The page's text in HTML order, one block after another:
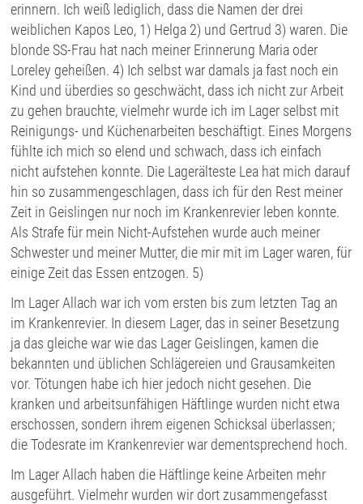
erinnern. Ich weiß lediglich, dass die Namen der drei
weiblichen Kapos Leo, 1) Helga 2) und Gertrud 3) waren. Die
blonde SS-Frau hat nach meiner Erinnerung Maria oder
Loreley geheißen. 4) Ich selbst war damals ja fast noch ein
Kind und überdies so geschwächt, dass ich nicht zur Arbeit
zu gehen brauchte, vielmehr wurde ich im Lager selbst mit
Reinigungs- und Küchenarbeiten beschäftigt. Eines Morgens
fühlte ich mich so elend und schwach, dass ich einfach
nicht aufstehen konnte. Die Lagerälteste Lea hat mich darauf
hin so zusammengeschlagen, dass ich für den Rest meiner
Zeit in Geislingen nur noch im Krankenrevier leben konnte.
Als Strafe für mein Nicht-Aufstehen wurde auch meiner
Schwester und meiner Mutter, die mir mit im Lager waren, für
einige Zeit das Essen entzogen. 5)
Im Lager Allach war ich vom ersten bis zum letzten Tag an
im Krankenrevier. In diesem Lager, das in seiner Besetzung
ja das gleiche war wie das Lager Geislingen, kamen die
bekannten und üblichen Schlägereien und Grausamkeiten
vor. Tötungen habe ich hier jedoch nicht gesehen. Die
kranken und arbeitsunfähigen Häftlinge wurden nicht etwa
erschossen, sondern ihrem eigenen Schicksal überlassen;
die Todesrate im Krankenrevier war dementsprechend hoch.
Im Lager Allach haben die Häftlinge keine Arbeiten mehr
ausgeführt. Vielmehr wurden wir dort zusammengefasst